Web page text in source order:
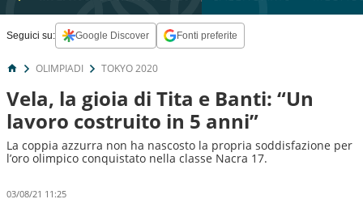
Seguici su: Google Discover Fonti preferite
OLIMPIADI TOKYO 2020
Vela, la gioia di Tita e Banti: “Un
lavoro costruito in 5 anni”
La coppia azzurra non ha nascosto la propria soddisfazione per
l’oro olimpico conquistato nella classe Nacra 17.
03/08/21 11:25